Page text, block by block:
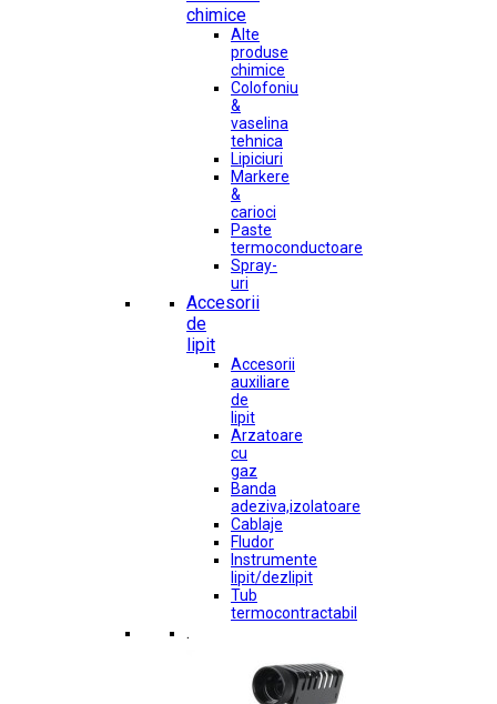
chimice
Alte
produse
chimice
Colofoniu
&
vaselina
tehnica
Lipiciuri
Markere
&
carioci
Paste
termoconductoare
Spray-
uri
Accesorii
de
lipit
Accesorii
auxiliare
de
lipit
Arzatoare
cu
gaz
Banda
adeziva,izolatoare
Cablaje
Fludor
Instrumente
lipit/dezlipit
Tub
termocontractabil
.